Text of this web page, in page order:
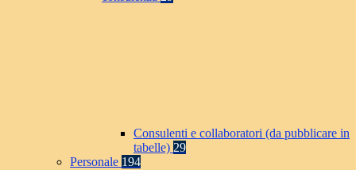
Consulenti e collaboratori (da pubblicare in
tabelle) 29
Personale 194